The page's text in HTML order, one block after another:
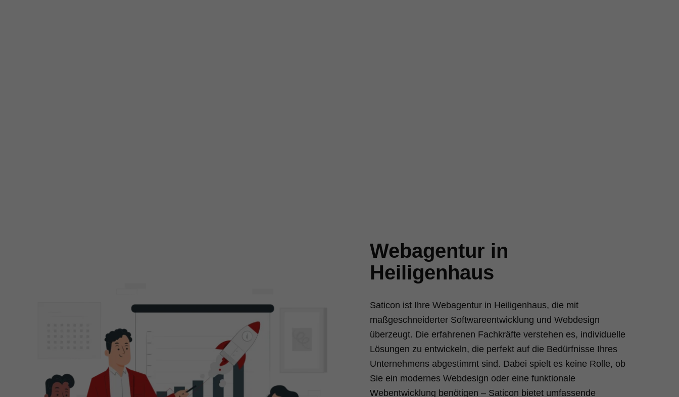
Webagentur in
Heiligenhaus
Saticon ist Ihre Webagentur in Heiligenhaus, die mit
maßgeschneiderter Softwareentwicklung und Webdesign
überzeugt. Die erfahrenen Fachkräfte verstehen es, individuelle
Lösungen zu entwickeln, die perfekt auf die Bedürfnisse Ihres
Unternehmens abgestimmt sind. Dabei spielt es keine Rolle, ob
Sie ein modernes Webdesign oder eine funktionale
Webentwicklung benötigen – Saticon bietet umfassende